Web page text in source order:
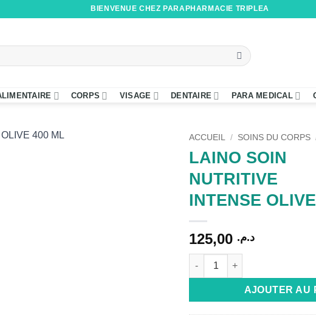
BIENVENUE CHEZ PARAPHARMACIE TRIPLEA
CORPS VISAGE DENTAIRE PARA MEDICAL
ACCUEIL / SOINS DU CORPS
LAINO SOIN
NUTRITIVE
INTENSE
د.م.
quantité de LAINO SOIN
AJOUTER AU
Alternative: